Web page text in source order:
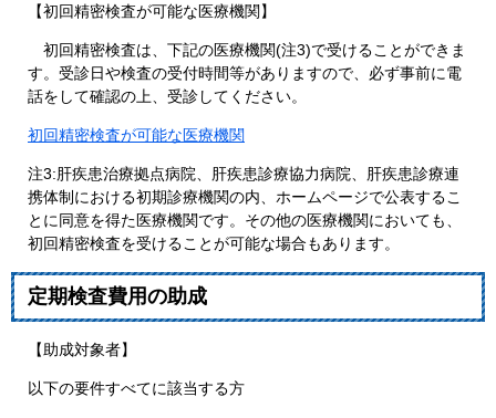
【初回精密検査が可能な医療機関】
初回精密検査は、下記の医療機関(注3)で受けることができま
す。受診日や検査の受付時間等がありますので、必ず事前に電
話をして確認の上、受診してください。
初回精密検査が可能な医療機関
注3:肝疾患治療拠点病院、肝疾患診療協力病院、肝疾患診療連
携体制における初期診療機関の内、ホームページで公表するこ
とに同意を得た医療機関です。その他の医療機関においても、
初回精密検査を受けることが可能な場合もあります。
定期検査費用の助成
【助成対象者】
以下の要件すべてに該当する方